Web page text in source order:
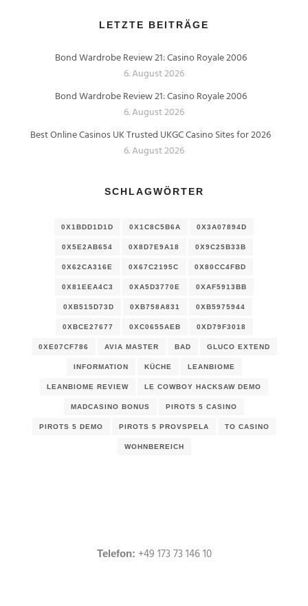
LETZTE BEITRÄGE
Bond Wardrobe Review 21: Casino Royale 2006
6. August 2026
Bond Wardrobe Review 21: Casino Royale 2006
6. August 2026
Best Online Casinos UK Trusted UKGC Casino Sites for 2026
6. August 2026
SCHLAGWÖRTER
0X1BDD1D1D 0X1C8C5B6A 0X3A07894D
0X5E2AB654 0X8D7E9A18 0X9C25B33B
0X62CA316E 0X67C2195C 0X80CC4FBD
0X81EEA4C3 0XA5D3770E 0XAF5913BB
0XB515D73D 0XB758A831 0XB5975944
0XBCE27677 0XC0655AEB 0XD79F3018
0XE07CF786 AVIA MASTER BAD GLUCO EXTEND
INFORMATION KÜCHE LEANBIOME
LEANBIOME REVIEW LE COWBOY HACKSAW DEMO
MADCASINO BONUS PIROTS 5 CASINO
PIROTS 5 DEMO PIROTS 5 PROVSPELA TO CASINO
WOHNBEREICH
Telefon: +49 173 73 146 10